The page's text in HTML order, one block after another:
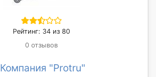
Рейтинг: 34 из 80
0 отзывов
Компания "Protru"